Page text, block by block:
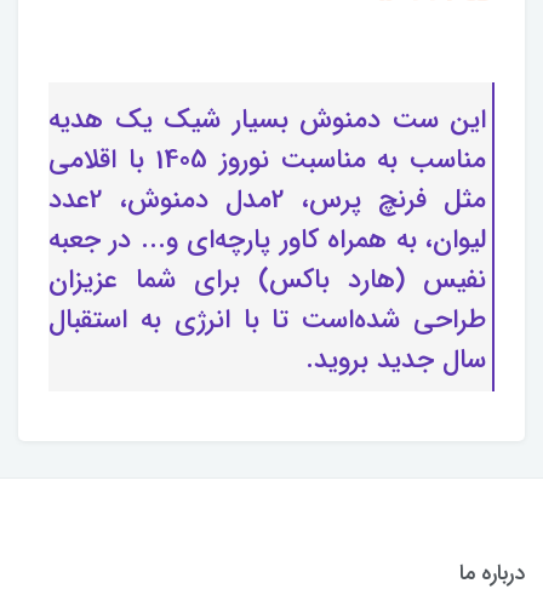
این ست دمنوش بسیار شیک یک هدیه
مناسب به مناسبت نوروز 1405 با اقلامی
مثل فرنچ پرس، 2مدل دمنوش، 2عدد
لیوان، به همراه کاور پارچه‌ای و... در جعبه
نفیس (هارد باکس) برای شما عزیزان
طراحی شده‌است تا با انرژی به استقبال
سال جدید بروید.
درباره ما